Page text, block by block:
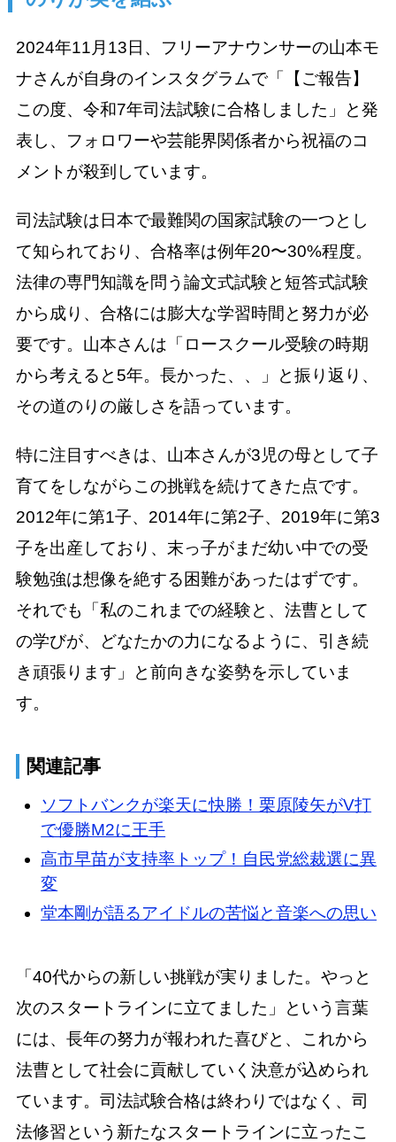
2024年11月13日、フリーアナウンサーの山本モ
ナさんが自身のインスタグラムで「【ご報告】
この度、令和7年司法試験に合格しました」と発
表し、フォロワーや芸能界関係者から祝福のコ
メントが殺到しています。
司法試験は日本で最難関の国家試験の一つとし
て知られており、合格率は例年20〜30%程度。
法律の専門知識を問う論文式試験と短答式試験
から成り、合格には膨大な学習時間と努力が必
要です。山本さんは「ロースクール受験の時期
から考えると5年。長かった、、」と振り返り、
その道のりの厳しさを語っています。
特に注目すべきは、山本さんが3児の母として子
育てをしながらこの挑戦を続けてきた点です。
2012年に第1子、2014年に第2子、2019年に第3
子を出産しており、末っ子がまだ幼い中での受
験勉強は想像を絶する困難があったはずです。
それでも「私のこれまでの経験と、法曹として
の学びが、どなたかの力になるように、引き続
き頑張ります」と前向きな姿勢を示していま
す。
関連記事
ソフトバンクが楽天に快勝！栗原陵矢がV打
で優勝M2に王手
高市早苗が支持率トップ！自民党総裁選に異
変
堂本剛が語るアイドルの苦悩と音楽への思い
「40代からの新しい挑戦が実りました。やっと
次のスタートラインに立てました」という言葉
には、長年の努力が報われた喜びと、これから
法曹として社会に貢献していく決意が込められ
ています。司法試験合格は終わりではなく、司
法修習という新たなスタートラインに立ったこ